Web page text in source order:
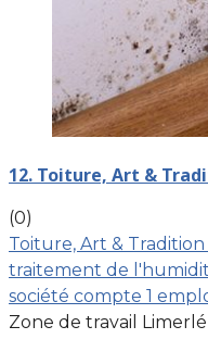
12. Toiture, Art &
(0)
Toiture, Art &
traitement de
société compte 1
Zone de travail Limerlé